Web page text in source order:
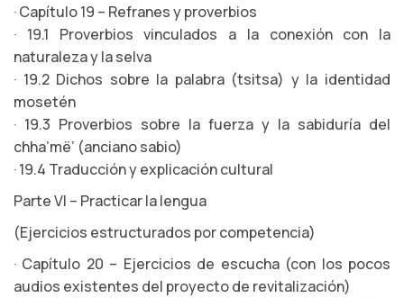
· Capítulo 19 – Refranes y proverbios
· 19.1 Proverbios vinculados a la conexión con la
naturaleza y la selva
· 19.2 Dichos sobre la palabra (tsitsa) y la identidad
mosetén
· 19.3 Proverbios sobre la fuerza y la sabiduría del
chha’më’ (anciano sabio)
· 19.4 Traducción y explicación cultural
Parte VI – Practicar la lengua
(Ejercicios estructurados por competencia)
· Capítulo 20 – Ejercicios de escucha (con los pocos
audios existentes del proyecto de revitalización)